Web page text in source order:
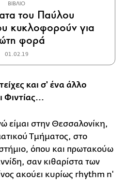
ΒΙΒΛΙΟ
του Παύλου
κυκλοφορούν για
φορά
01.02.19
και σ' ένα άλλο
είμαι στην Θεσσαλονίκη,
Τμήματος, στο
όπου και πρωτακούω
σαν κιθαρίστα των
ακούει κυρίως rhythm n'